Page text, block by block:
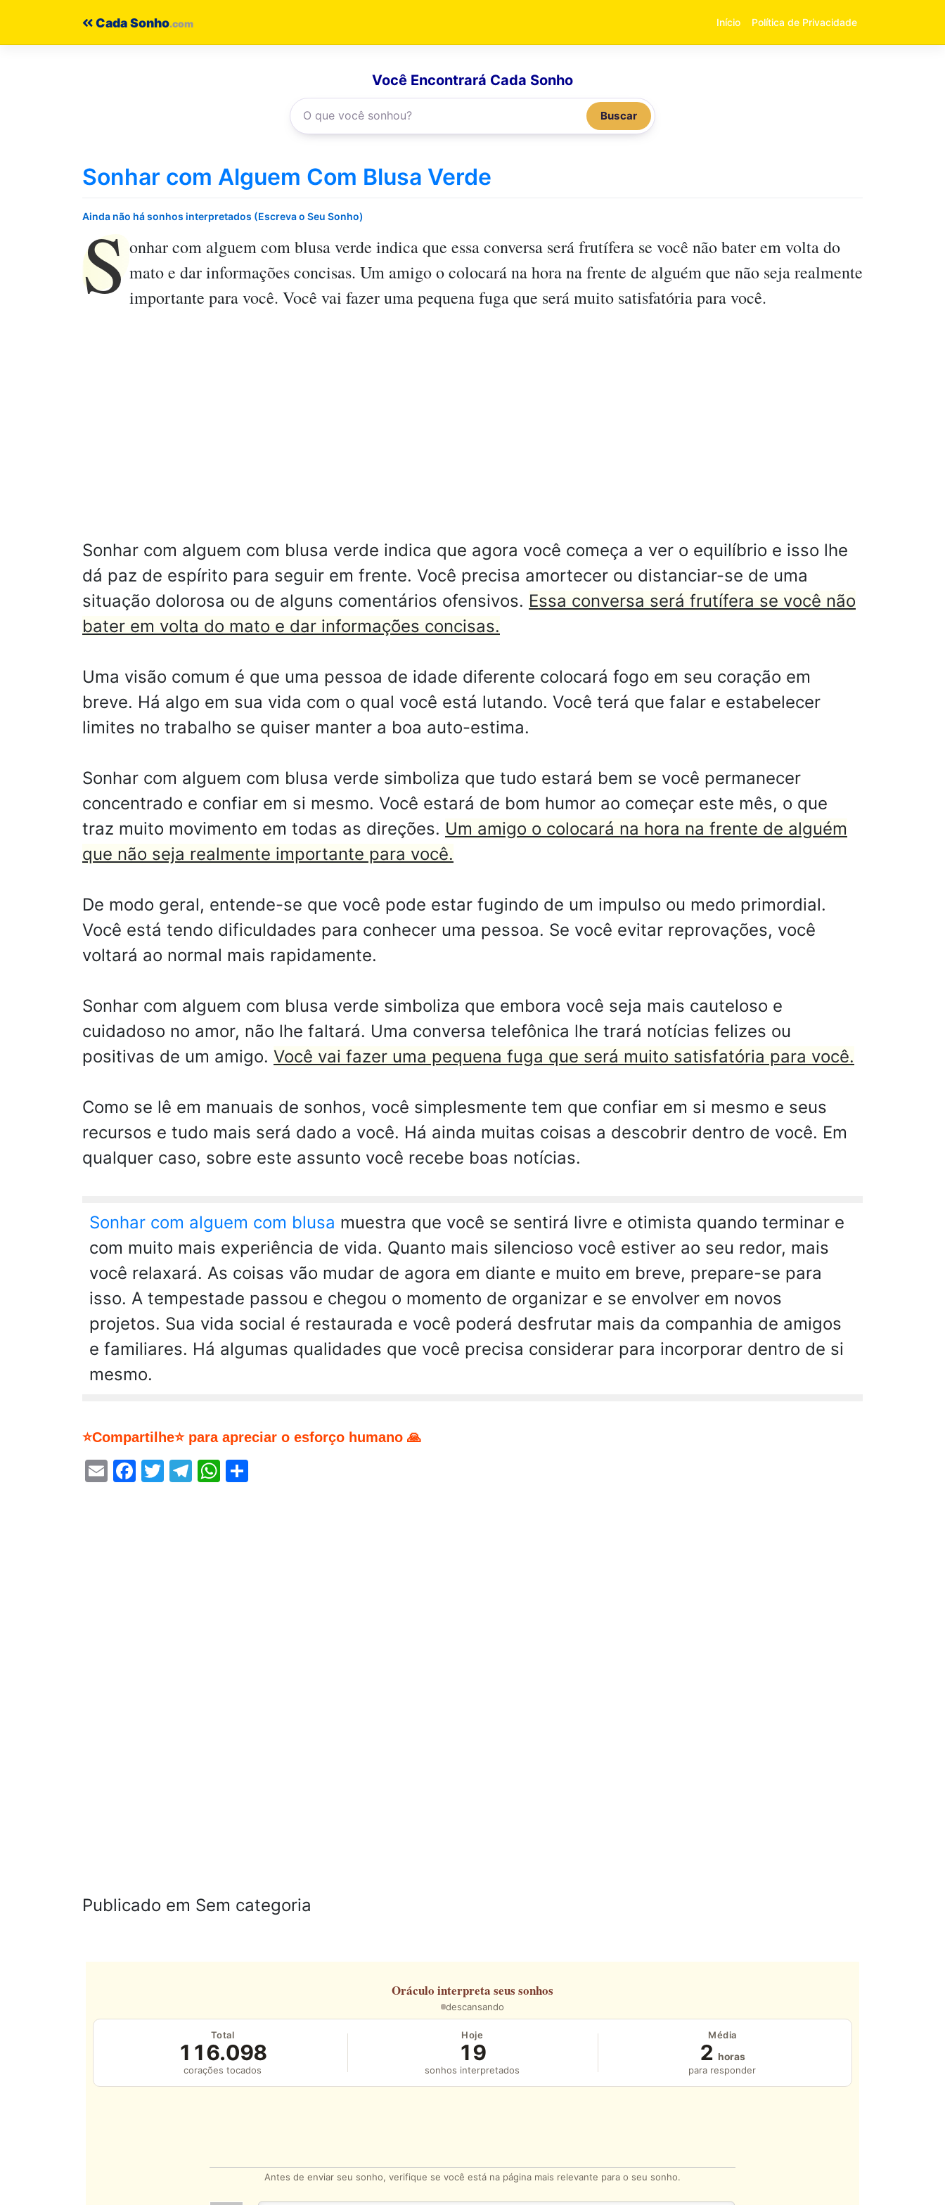
Cada Sonho Início Política de Privacidade
Você Encontrará Cada Sonho
Buscar
Sonhar com Alguem Com Blusa Verde
Ainda não há sonhos interpretados (Escreva o Seu Sonho)
S onhar com alguem com blusa verde indica que essa conversa será frutífera se você não bater em volta do
mato e dar informações concisas. Um amigo o colocará na hora na frente de alguém que não seja realmente
importante para você. Você vai fazer uma pequena fuga que será muito satisfatória para você.
Sonhar com alguem com blusa verde indica que agora você começa a ver o equilíbrio e isso lhe
dá paz de espírito para seguir em frente. Você precisa amortecer ou distanciar-se de uma
situação dolorosa ou de alguns comentários ofensivos. Essa conversa será frutífera se você não
bater em volta do mato e dar informações concisas.
Uma visão comum é que uma pessoa de idade diferente colocará fogo em seu coração em
breve. Há algo em sua vida com o qual você está lutando. Você terá que falar e estabelecer
limites no trabalho se quiser manter a boa auto-estima.
Sonhar com alguem com blusa verde simboliza que tudo estará bem se você permanecer
concentrado e confiar em si mesmo. Você estará de bom humor ao começar este mês, o que
traz muito movimento em todas as direções. Um amigo o colocará na hora na frente de alguém
que não seja realmente importante para você.
De modo geral, entende-se que você pode estar fugindo de um impulso ou medo primordial.
Você está tendo dificuldades para conhecer uma pessoa. Se você evitar reprovações, você
voltará ao normal mais rapidamente.
Sonhar com alguem com blusa verde simboliza que embora você seja mais cauteloso e
cuidadoso no amor, não lhe faltará. Uma conversa telefônica lhe trará notícias felizes ou
positivas de um amigo. Você vai fazer uma pequena fuga que será muito satisfatória para você.
Como se lê em manuais de sonhos, você simplesmente tem que confiar em si mesmo e seus
recursos e tudo mais será dado a você. Há ainda muitas coisas a descobrir dentro de você. Em
qualquer caso, sobre este assunto você recebe boas notícias.
Sonhar com alguem com blusa muestra que você se sentirá livre e otimista quando terminar e
com muito mais experiência de vida. Quanto mais silencioso você estiver ao seu redor, mais
você relaxará. As coisas vão mudar de agora em diante e muito em breve, prepare-se para
isso. A tempestade passou e chegou o momento de organizar e se envolver em novos
projetos. Sua vida social é restaurada e você poderá desfrutar mais da companhia de amigos
e familiares. Há algumas qualidades que você precisa considerar para incorporar dentro de si
mesmo.
⭐Compartilhe⭐ para apreciar o esforço humano 🙏
EmailFacebook
Twitter
Telegram
WhatsApp
Publicado em Sem categoria
Oráculo interpreta seus sonhos
descansando
Total
116.098
corações tocados
Hoje
19
sonhos interpretados
Média
2 horas
para responder
Antes de enviar seu sonho, verifique se você está na página mais relevante para o seu sonho.